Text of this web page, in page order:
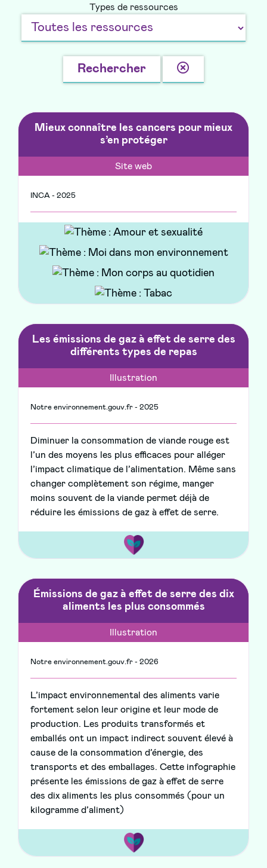
Types de ressources
Rechercher
la
Mieux connaître les cancers pour mieux
s’en protéger
Site web
INCA - 2025
Les vidéos, journaux et activités proposés sur
ce site permettent de mieux comprendre les
cancers et de savoir comment s’en protéger.
Les émissions de gaz à effet de serre des
différents types de repas
Illustration
Notre environnement.gouv.fr - 2025
Diminuer la consommation de viande rouge est
l’un des moyens les plus efficaces pour alléger
l’impact climatique de l’alimentation. Même sans
changer complètement son régime, manger
moins souvent de la viande permet déjà de
réduire les émissions de gaz à effet de serre.
Émissions de gaz à effet de serre des dix
aliments les plus consommés
Illustration
Notre environnement.gouv.fr - 2026
L’impact environnemental des aliments varie
fortement selon leur origine et leur mode de
production. Les produits transformés et
emballés ont un impact indirect souvent élevé à
cause de la consommation d’énergie, des
transports et des emballages. Cette infographie
présente les émissions de gaz à effet de serre
des dix aliments les plus consommés (pour un
kilogramme d’aliment)